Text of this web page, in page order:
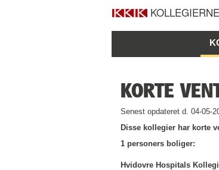
KORTE
Senest opdateret d. 04-05-
Disse kollegier har korte
1 personers boliger:
Hvidovre Hospitals